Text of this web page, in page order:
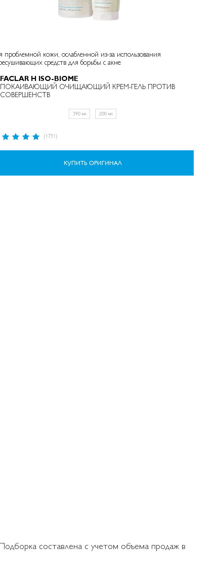
проблемной кожи, ослабленной из-за использования
средств для борьбы с акне
H ISO-BIOME
ОЧИЩАЮЩИЙ КРЕМ-ГЕЛЬ ПРОТИВ
390 мл 200 мл
(1731)
КУПИТЬ ОРИГИНАЛ
составлена с учетом объема продаж в